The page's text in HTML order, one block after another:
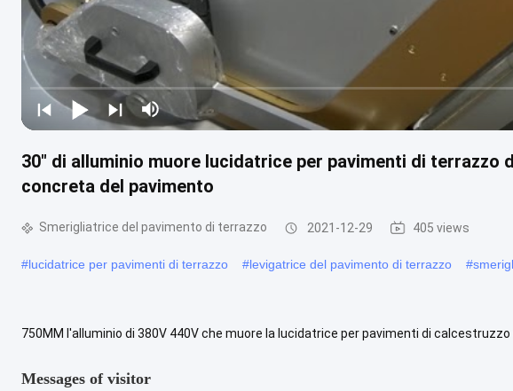
30" di alluminio muore lucidatrice per pavimenti di
concreta del pavimento
Smerigliatrice del pavimento di terrazzo 2021-12-29 405 views
#lucidatrice per pavimenti di terrazzo #levigatrice del pavimento di terrazzo #
750MM l'alluminio di 380V 440V che muore la lucidatrice per pavimenti di
Messages of visitor